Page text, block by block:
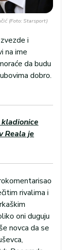
(Foto: Starsport)
i
na ime
da budu
dobro.
kladionice
Reala je
rivalima i
oni duguju
novca da se